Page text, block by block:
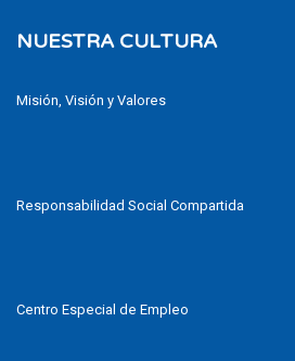
NUESTRA CULTURA
Misión, Visión y Valores
Responsabilidad Social Compartida
Centro Especial de Empleo